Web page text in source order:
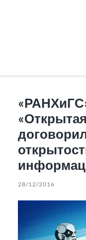
28/12/2016